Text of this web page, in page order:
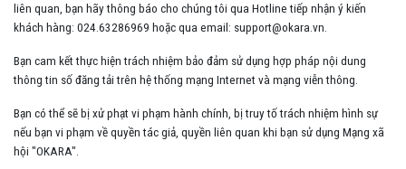
liên quan, bạn hãy thông báo cho chúng tôi qua Hotline tiếp nhận ý kiến
khách hàng: 024.63286969 hoặc qua email: support@okara.vn.
Bạn cam kết thực hiện trách nhiệm bảo đảm sử dụng hợp pháp nội dung
thông tin số đăng tải trên hệ thống mạng Internet và mạng viễn thông.
Bạn có thể sẽ bị xử phạt vi phạm hành chính, bị truy tố trách nhiệm hình sự
nếu bạn vi phạm về quyền tác giả, quyền liên quan khi bạn sử dụng Mạng xã
hội "OKARA".